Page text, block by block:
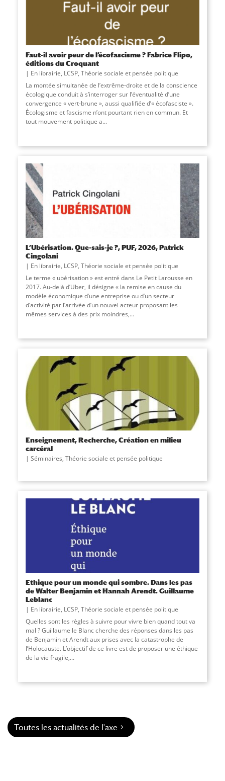
Faut-il avoir peur de l’écofascisme ? Fabrice Flipo,
éditions du Croquant
En librairie, LCSP, Théorie sociale et pensée politique
La montée simultanée de l’extrême-droite et de la conscience
écologique conduit à s’interroger sur l’éventualité d’une
convergence « vert-brune », aussi qualifiée d’« écofasciste ».
Écologisme et fascisme n’ont pourtant rien en commun. Et
tout mouvement politique a...
L’Ubérisation. Que-sais-je ?, PUF, 2026, Patrick
Cingolani
En librairie, LCSP, Théorie sociale et pensée politique
Le terme « ubérisation » est entré dans Le Petit Larousse en
2017. Au-delà d’Uber, il désigne « la remise en cause du
modèle économique d’une entreprise ou d’un secteur
d’activité par l’arrivée d’un nouvel acteur proposant les
mêmes services à des prix moindres,...
Enseignement, Recherche, Création en milieu
carcéral
Séminaires, Théorie sociale et pensée politique
Ethique pour un monde qui sombre. Dans les pas
de Walter Benjamin et Hannah Arendt. Guillaume
Leblanc
En librairie, LCSP, Théorie sociale et pensée politique
Quelles sont les règles à suivre pour vivre bien quand tout va
mal ? Guillaume le Blanc cherche des réponses dans les pas
de Benjamin et Arendt aux prises avec la catastrophe de
l’Holocauste. L’objectif de ce livre est de proposer une éthique
de la vie fragile,...
Toutes les actualités de l'axe